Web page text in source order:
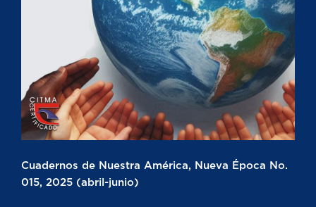
Cuadernos de Nuestra América, Nueva Época No.
015, 2025 (abril-junio)